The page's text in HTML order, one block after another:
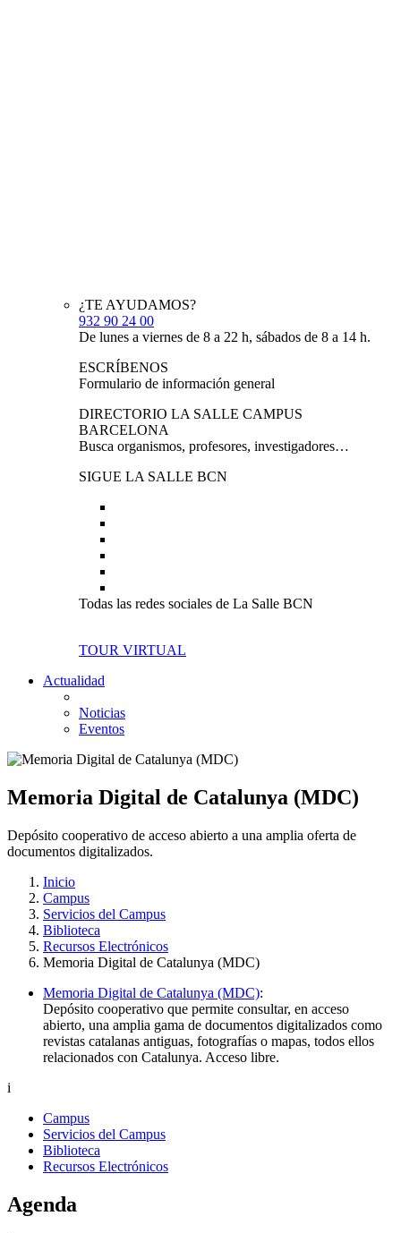
¿TE AYUDAMOS?
932 90 24 00
De lunes a viernes de 8 a 22 h, sábados de 8 a 14 h.
ESCRÍBENOS
Formulario de información general
DIRECTORIO LA SALLE CAMPUS
BARCELONA
Busca organismos, profesores, investigadores…
SIGUE LA SALLE BCN
Todas las redes sociales de La Salle BCN
TOUR VIRTUAL
Actualidad
Noticias
Eventos
Memoria Digital de Catalunya (MDC)
Depósito cooperativo de acceso abierto a una amplia oferta de
documentos digitalizados.
Inicio
Campus
Servicios del Campus
Biblioteca
Recursos Electrónicos
Memoria Digital de Catalunya (MDC)
Memoria Digital de Catalunya (MDC):
Depósito cooperativo que permite consultar, en acceso
abierto, una amplia gama de documentos digitalizados como
revistas catalanas antiguas, fotografías o mapas, todos ellos
relacionados con Catalunya. Acceso libre.
i
Campus
Servicios del Campus
Biblioteca
Recursos Electrónicos
Agenda